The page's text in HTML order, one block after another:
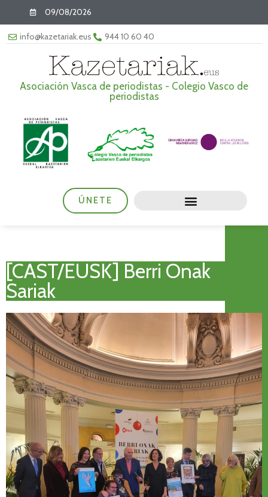
09/08/2026
info@kazetariak.eus 944 10 60 40
Asociación Vasca de periodistas - Colegio Vasco de
periodistas
ÚNETE
[CAST/EUSK] Berri Onak
Sariak